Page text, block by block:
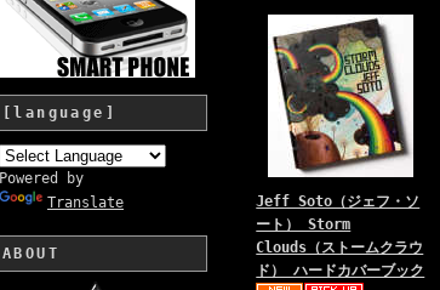
[language]
Powered by
Translate
ABOUT
Jeff Soto（ジェフ・ソ
ート） Storm
Clouds（ストームクラウ
ド） ハードカバーブック